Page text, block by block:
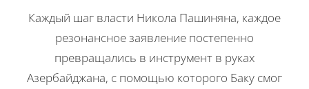
Каждый шаг власти Никола Пашиняна, каждое
резонансное заявление постепенно
превращались в инструмент в руках
Азербайджана, с помощью которого Баку смог